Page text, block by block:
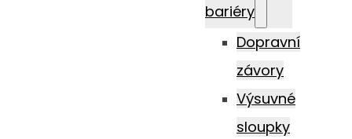
bariéry
Dopravní
závory
Výsuvné
sloupky